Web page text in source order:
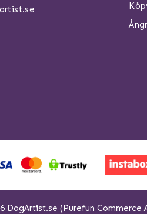
DogArtist.se (Purefun Commerce